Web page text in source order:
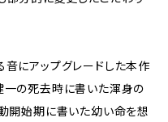
音にアップグレードした本作
一の死去時に書いた渾身の
動開始期に書いた幼い命を想